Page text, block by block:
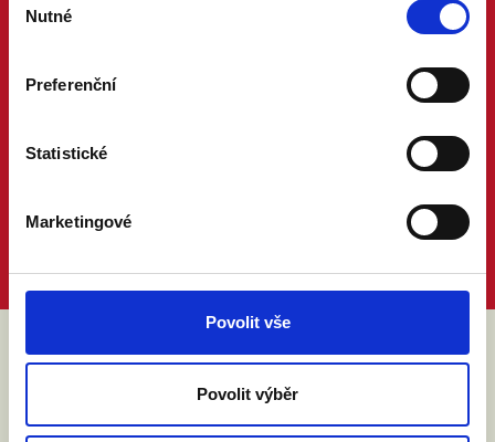
souhlasu
Nutné
Preferenční
Statistické
Marketingové
Povolit vše
Povolit výběr
ABY VÁM O MANŽELSTVÍ NIC
NEUNIKLO